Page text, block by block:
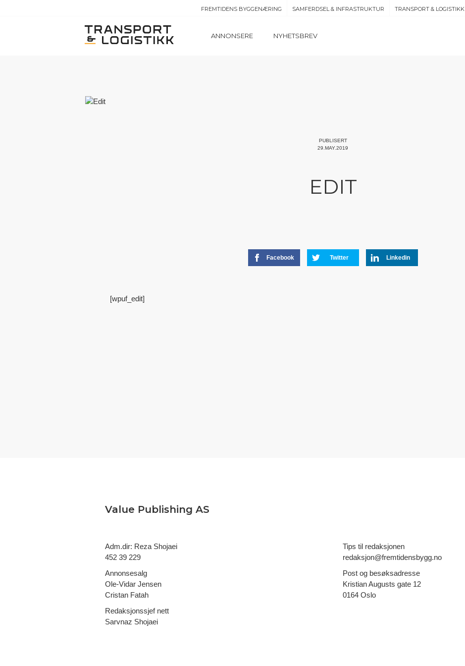
FREMTIDENS BYGGENÆRING SAMFERDSEL & INFRASTRUKTUR TRANSPORT & LOGISTIKK
ANNONSERE NYHETSBREV
PUBLISERT
29.MAY.2019
EDIT
Facebook Twitter Linkedin
[wpuf_edit]
Value Publishing AS
Adm.dir: Reza Shojaei
452 39 229
Annonsesalg
Ole-Vidar Jensen
Cristan Fatah
Redaksjonssjef nett
Sarvnaz Shojaei
Tips til redaksjonen
redaksjon@fremtidensbygg.no
Post og besøksadresse
Kristian Augusts gate 12
0164 Oslo